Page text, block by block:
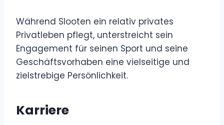
Während Slooten ein relativ privates
Privatleben pflegt, unterstreicht sein
Engagement für seinen Sport und seine
Geschäftsvorhaben eine vielseitige und
zielstrebige Persönlichkeit.
Karriere